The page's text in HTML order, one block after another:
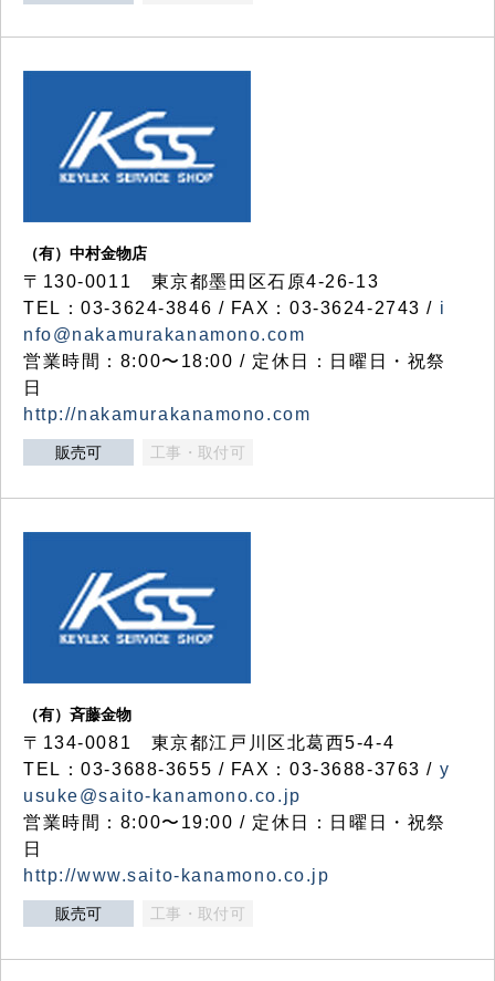
（有）中村金物店
〒130-0011 東京都墨田区石原4-26-13
TEL：03-3624-3846 / FAX：03-3624-2743 / i
nfo@nakamurakanamono.com
営業時間：8:00〜18:00 / 定休日：日曜日・祝祭
日
http://nakamurakanamono.com
販売可 工事・取付可
（有）斉藤金物
〒134-0081 東京都江戸川区北葛西5-4-4
TEL：03-3688-3655 / FAX：03-3688-3763 / y
usuke@saito-kanamono.co.jp
営業時間：8:00〜19:00 / 定休日：日曜日・祝祭
日
http://www.saito-kanamono.co.jp
販売可 工事・取付可